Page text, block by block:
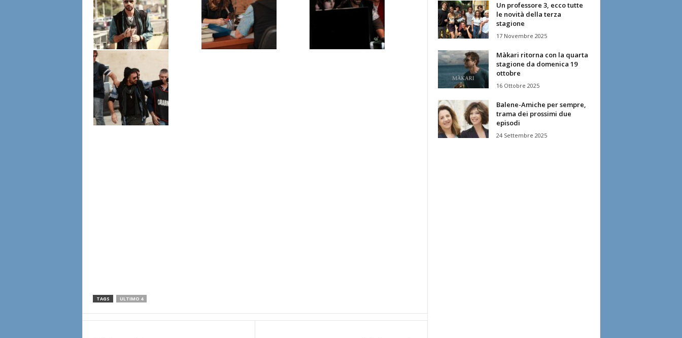
TAGS ULTIMO 4
Un professore 3, ecco tutte
le novità della terza
stagione
17 Novembre 2025
Màkari ritorna con la quarta
stagione da domenica 19
ottobre
16 Ottobre 2025
Balene-Amiche per sempre,
trama dei prossimi due
episodi
24 Settembre 2025